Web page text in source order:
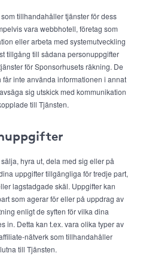
tillhandahåller tjänster för dess
vara webbhotell, företag som
eller arbeta med systemutveckling
tillgång till sådana personuppgifter
för Sponsorhusets räkning. De
inte använda informationen i annat
sig utskick med kommunikation
till Tjänsten.
hyra ut, dela med sig eller på
uppgifter tillgängliga för tredje part,
lagstadgade skäl. Uppgifter kan
som agerar för eller på uppdrag av
enligt de syften för vilka dina
in. Detta kan t.ex. vara olika typer av
nätverk som tillhandahåller
till Tjänsten.